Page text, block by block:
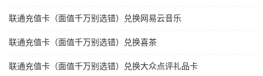
联通充值卡（面值千万别选错）兑换网易云音乐
联通充值卡（面值千万别选错）兑换喜茶
联通充值卡（面值千万别选错）兑换大众点评礼品卡